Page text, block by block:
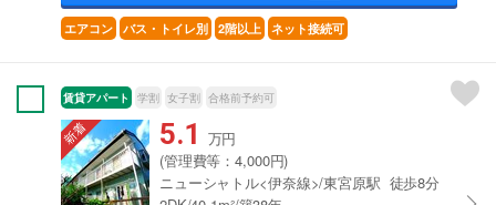
エアコン バス・トイレ別 2階以上 ネット接続可
賃貸アパート 学割 女子割 合格前予約可
5.1 万円
(管理費等：4,000円)
ニューシャトル<伊奈線>/東宮原駅 徒歩8分